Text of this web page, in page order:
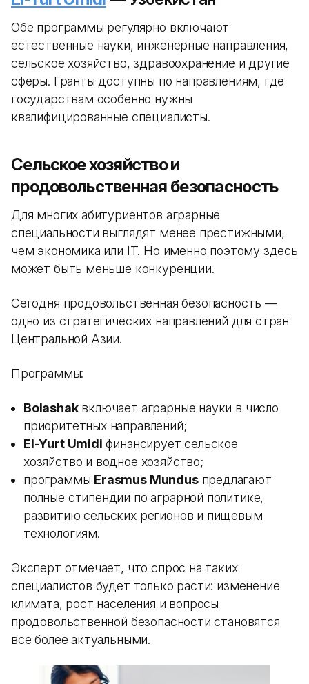
Обе программы регулярно включают
естественные науки, инженерные направления,
сельское хозяйство, здравоохранение и другие
сферы. Гранты доступны по направлениям, где
государствам особенно нужны
квалифицированные специалисты.
Сельское хозяйство и
продовольственная безопасность
Для многих абитуриентов аграрные
специальности выглядят менее престижными,
чем экономика или IT. Но именно поэтому здесь
может быть меньше конкуренции.
Сегодня продовольственная безопасность —
одно из стратегических направлений для стран
Центральной Азии.
Программы:
Bolashakвключает аграрные науки в число
приоритетных направлений;
El-Yurt Umidi финансирует сельское
хозяйство и водное хозяйство;
программы Erasmus Mundusпредлагают
полные стипендии по аграрной политике,
развитию сельских регионов и пищевым
технологиям.
Эксперт отмечает, что спрос на таких
специалистов будет только расти: изменение
климата, рост населения и вопросы
продовольственной безопасности становятся
все более актуальными.